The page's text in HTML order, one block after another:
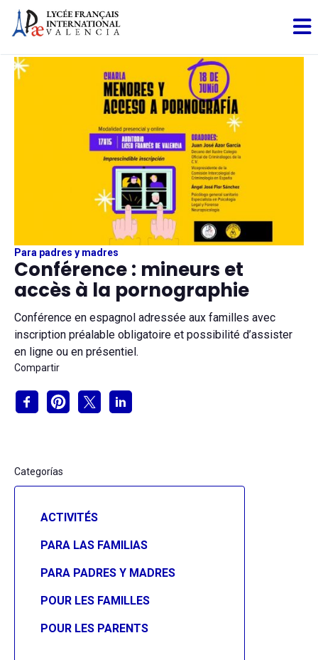
Para padres y madres
Conférence : mineurs et
accès à la pornographie
Conférence en espagnol adressée aux familles avec
inscription préalable obligatoire et possibilité d’assister
en ligne ou en présentiel.
Compartir
Categorías
ACTIVITÉS
PARA LAS FAMILIAS
PARA PADRES Y MADRES
POUR LES FAMILLES
POUR LES PARENTS